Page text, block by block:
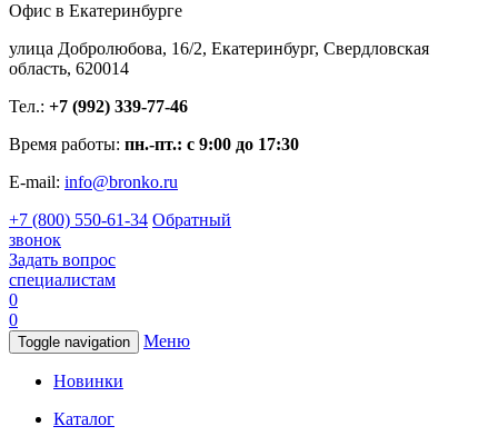
Офис в Екатеринбурге
улица Добролюбова, 16/2, Екатеринбург, Свердловская
область, 620014
Тел.: +7 (992) 339-77-46
Время работы: пн.-пт.: с 9:00 до 17:30
E-mail: info@bronko.ru
+7 (800) 550-61-34 Обратный
звонок
Задать вопрос
специалистам
0
0
Toggle navigation Меню
Новинки
Каталог